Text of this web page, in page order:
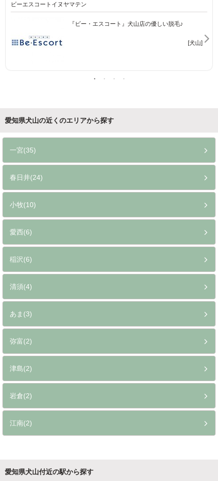
ビーエスコートイヌヤマテン
『ビー・エスコート』犬山店の優しい脱毛♪
[犬山]
愛知県犬山の近くのエリアから探す
一宮(35)
春日井(24)
小牧(10)
愛西(6)
稲沢(6)
清須(4)
あま(3)
弥富(2)
津島(2)
岩倉(2)
江南(2)
愛知県犬山付近の駅から探す